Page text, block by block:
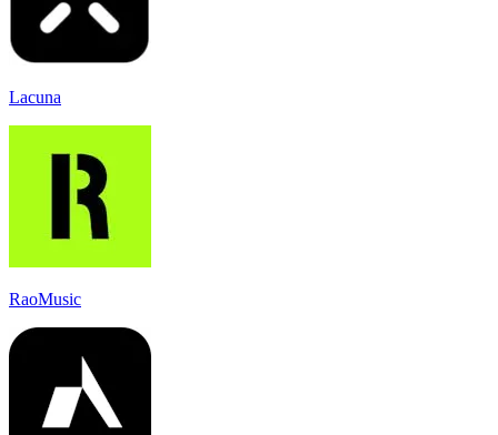
Lacuna
RaoMusic